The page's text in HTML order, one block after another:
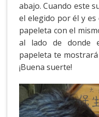
abajo. Cuando este
el elegido por él y
papeleta con el
al lado de donde
papeleta te
¡Buena suerte!